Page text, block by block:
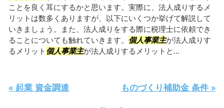
ことを良く耳にするかと思います。実際に、法人成りするメ
リットは数多くありますが、以下にいくつか挙げて解説して
いきましょう。また、法人成りをする際に税理士に依頼でき
ることについても触れていきます。 個人事業主が法人成りす
るメリット 個人事業主が法人成りするメリットと...
« 起業 資金調達 ものづくり補助金 条件 »